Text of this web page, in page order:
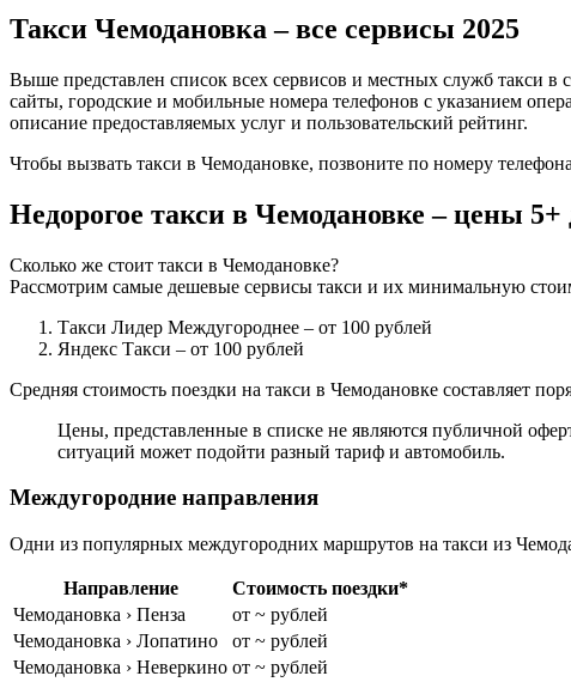
Такси Чемодановка – все сервисы 2025
Выше представлен список всех сервисов и местных служб такси
сайты, городские и мобильные номера телефонов с указанием
описание предоставляемых услуг и пользовательский рейтинг.
Чтобы вызвать такси в Чемодановке, позвоните по номеру
Недорогое такси в Чемодановке – цены
Сколько же стоит такси в Чемодановке?
Рассмотрим самые дешевые сервисы такси и их минимальную
Такси Лидер Междугороднее – от 100 рублей
Яндекс Такси – от 100 рублей
Средняя стоимость поездки на такси в Чемодановке составляет
Цены, представленные в списке не являются публичной
ситуаций может подойти разный тариф и автомобиль.
Междугородние направления
Одни из популярных междугородних маршрутов на такси из
Направление
Стоимость поездки*
Чемодановка › Пенза
от ~ рублей
Чемодановка › Лопатино
от ~ рублей
Чемодановка › Неверкино от ~ рублей